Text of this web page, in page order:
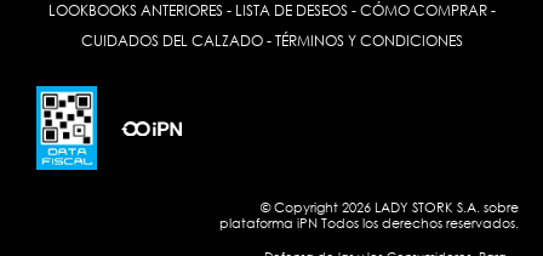
LOOKBOOKS ANTERIORES- LISTA DE DESEOS- CÓMO COMPRAR-
CUIDADOS DEL CALZADO- TÉRMINOS Y CONDICIONES
© Copyright 2026 LADY STORK S.A. sobre
plataforma iPN Todos los derechos reservados.